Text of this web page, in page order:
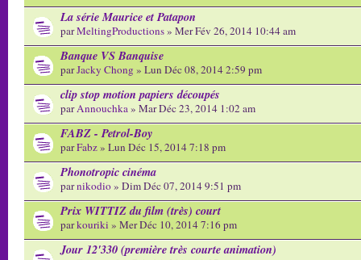
La série Maurice et Patapon
parMeltingProductions» Mer Fév 26, 2014 10:44 am
Banque VS Banquise
parJacky Chong » Lun Déc 08, 2014 2:59 pm
clip stop motion papiers découpés
parAnnouchka» Mar Déc 23, 2014 1:02 am
FABZ - Petrol-Boy
parFabz» Lun Déc 15, 2014 7:18 pm
Phonotropic cinéma
parnikodio» Dim Déc 07, 2014 9:51 pm
Prix WITTIZ du film (très) court
parkouriki » Mer Déc 10, 2014 7:16 pm
Jour 12'330 (première très courte animation)